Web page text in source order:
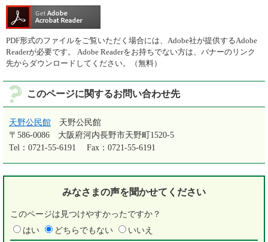
PDF形式のファイルをご覧いただく場合には、Adobe社が提供するAdobe
Readerが必要です。
Adobe Readerをお持ちでない方は、バナーのリンク
先からダウンロードしてください。（無料）
このページに関するお問い合わせ先
天野公民館
天野公民館
〒586-0086
大阪府河内長野市天野町1520-5
Tel：0721-55-6191
Fax：0721-55-6191
みなさまの声を聞かせてください
このページは見つけやすかったですか？
はい
どちらでもない いいえ